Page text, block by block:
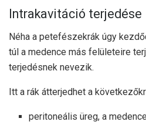
Intrakavitáció terjedése
Néha a petefészekrák úgy
túl a medence más felületeire
terjedésnek nevezik.
Itt a rák átterjedhet a
peritoneális üreg, a